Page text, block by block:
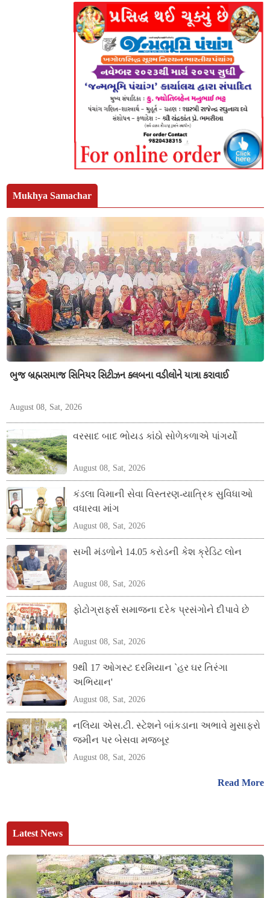
Mukhya Samachar
ભુજ બ્રહ્મસમાજ સિનિયર સિટીઝન ક્લબના વડીલોને યાત્રા કરાવાઈ
August 08, Sat, 2026
વરસાદ બાદ ભોયડ કાંઠો સોળેકળાએ પાંગર્યો
August 08, Sat, 2026
કંડલા વિમાની સેવા વિસ્તરણ-યાત્રિક સુવિધાઓ
વધારવા માંગ
August 08, Sat, 2026
સખી મંડળોને 14.05 કરોડની કેશ ક્રેડિટ લોન
August 08, Sat, 2026
ફોટોગ્રાફર્સ સમાજના દરેક પ્રસંગોને દીપાવે છે
August 08, Sat, 2026
9થી 17 ઓગસ્ટ દરમિયાન `હર ઘર તિરંગા
અભિયાન'
August 08, Sat, 2026
નલિયા એસ.ટી. સ્ટેશને બાંકડાના અભાવે મુસાફરો
જમીન પર બેસવા મજબૂર
August 08, Sat, 2026
Read More
Latest News